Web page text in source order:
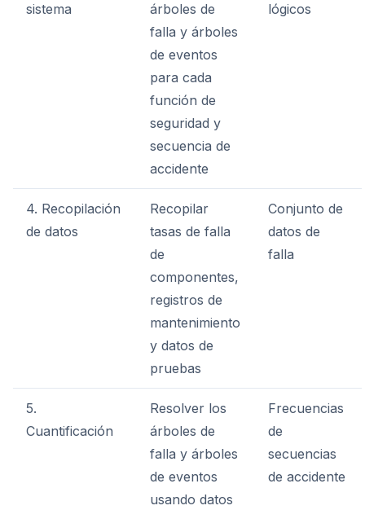
sistema
árboles de
falla y árboles
de eventos
para cada
función de
seguridad y
secuencia de
accidente
lógicos
4. Recopilación
de datos
Recopilar
tasas de falla
de
componentes,
registros de
mantenimiento
y datos de
pruebas
Conjunto de
datos de
falla
5.
Cuantificación
Resolver los
árboles de
falla y árboles
de eventos
usando datos
Frecuencias
de
secuencias
de accidente